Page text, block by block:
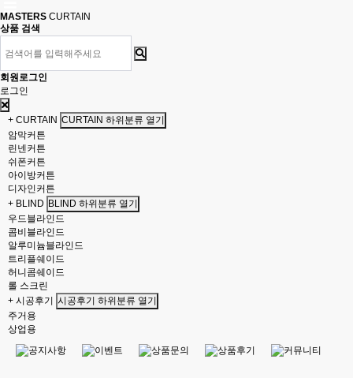
MASTERS CURTAIN
상품 검색
회원로그인
로그인
+ CURTAIN CURTAIN 하위분류 열기
암막커튼
린넨커튼
쉬폰커튼
아이방커튼
디자인커튼
+ BLIND BLIND 하위분류 열기
우드블라인드
콤비블라인드
알루미늄블라인드
트리플쉐이드
허니콤쉐이드
롤 스크린
+ 시공후기 시공후기 하위분류 열기
주거용
상업용